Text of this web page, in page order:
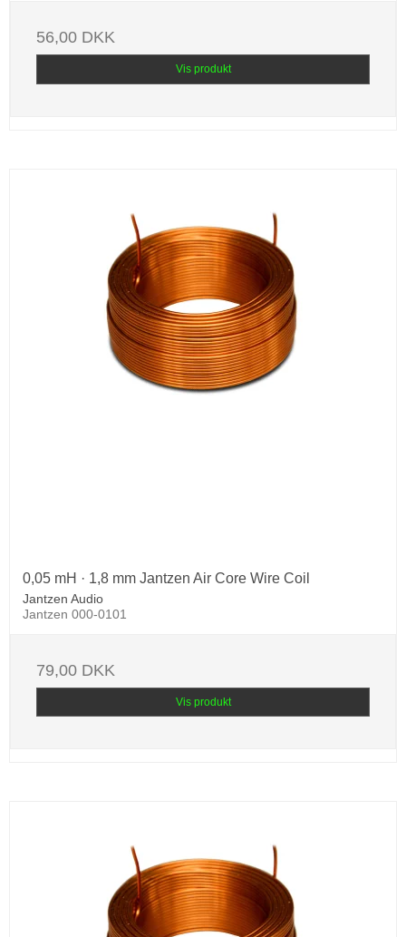
56,00 DKK
Vis produkt
0,05 mH · 1,8 mm Jantzen Air Core Wire Coil
Jantzen Audio
Jantzen 000-0101
79,00 DKK
Vis produkt